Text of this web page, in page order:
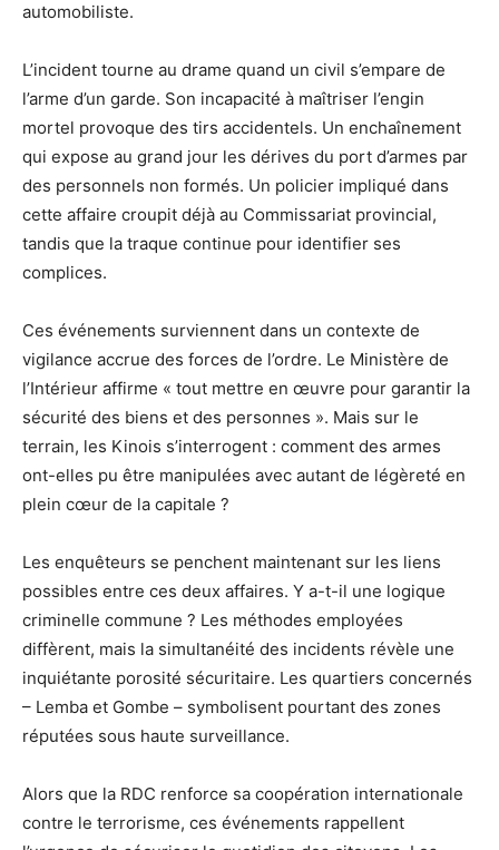
automobiliste.
L’incident tourne au drame quand un civil s’empare de
l’arme d’un garde. Son incapacité à maîtriser l’engin
mortel provoque des tirs accidentels. Un enchaînement
qui expose au grand jour les dérives du port d’armes par
des personnels non formés. Un policier impliqué dans
cette affaire croupit déjà au Commissariat provincial,
tandis que la traque continue pour identifier ses
complices.
Ces événements surviennent dans un contexte de
vigilance accrue des forces de l’ordre. Le Ministère de
l’Intérieur affirme « tout mettre en œuvre pour garantir la
sécurité des biens et des personnes ». Mais sur le
terrain, les Kinois s’interrogent : comment des armes
ont-elles pu être manipulées avec autant de légèreté en
plein cœur de la capitale ?
Les enquêteurs se penchent maintenant sur les liens
possibles entre ces deux affaires. Y a-t-il une logique
criminelle commune ? Les méthodes employées
diffèrent, mais la simultanéité des incidents révèle une
inquiétante porosité sécuritaire. Les quartiers concernés
– Lemba et Gombe – symbolisent pourtant des zones
réputées sous haute surveillance.
Alors que la RDC renforce sa coopération internationale
contre le terrorisme, ces événements rappellent